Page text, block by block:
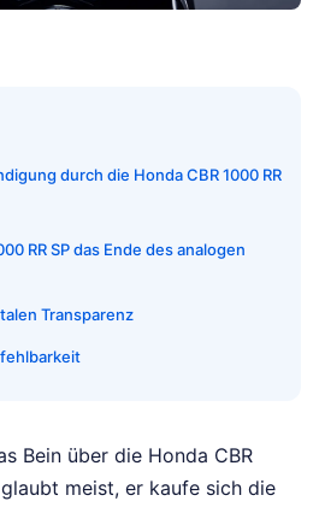
durch die Honda CBR 1000 RR
RR SP das Ende des analogen
Transparenz
Bein über die Honda CBR
meist, er kaufe sich die